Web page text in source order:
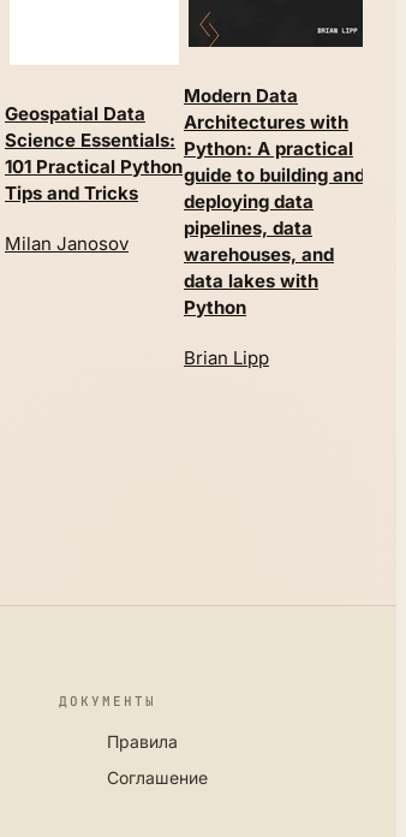
Geospatial Data
Science Essentials:
101 Practical Python
Tips and Tricks
Milan Janosov
Modern Data
Architectures with
Python: A practical
guide to building and
deploying data
pipelines, data
warehouses, and
data lakes with
Python
Brian Lipp
ДОКУМЕНТЫ
Правила
Соглашение